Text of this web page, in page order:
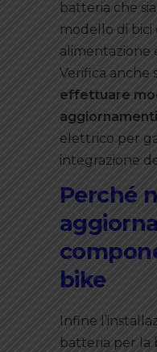
batteria che
modello di bici
alimentazione
Verifica anche
effettuare
aggiornamenti
elettrico per
integrazione
Perché
bike
Infine
batteria per la